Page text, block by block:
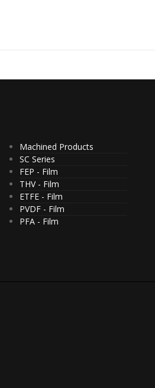
Machined Products
SC Series
FEP - Film
THV - Film
ETFE - Film
PVDF - Film
PFA - Film